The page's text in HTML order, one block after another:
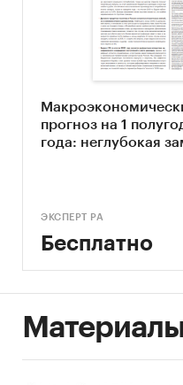
Категории:
прогноз на 1
года: неглубокая
ЭКСПЕРТ РА
Бесплатно